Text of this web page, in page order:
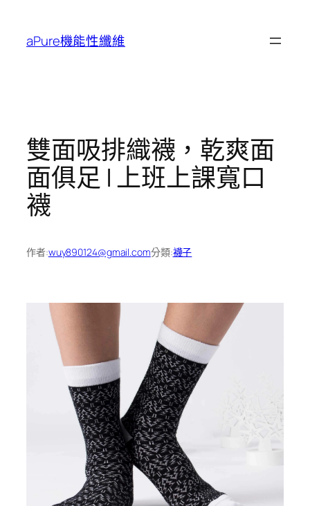
aPure機能性纖維
雙面吸排織襪，乾爽面
面俱足 | 上班上課寬口
襪
作者:wuy890124@gmail.com分類:襪子